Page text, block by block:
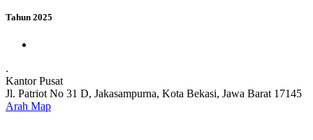
Tahun 2025
.
Kantor Pusat
Jl. Patriot No 31 D, Jakasampurna, Kota Bekasi, Jawa Barat 17145
Arah Map